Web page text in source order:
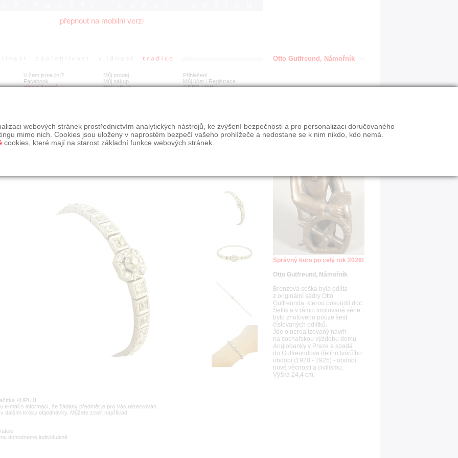
přepnout na mobilní verzi
V čem jsme jiní?
Facebook
Výkup šperků
Můj prodej
Můj nákup
Moje album
Přihlášení
Můj účet / Registrace
GDPR/AML
náramek - art deco
KUPUJI.
mail s informací, že žádaný předmět je pro Vás rezervován.
dalším kroku objednávky. Můžete zvolit například:
dohodneme individuálně
Otto Gutfreund, Námořník
Správný kurs po celý rok 2026!
Otto Gutfreund, Námořník
Bronzová soška byla odlita
z originální sádry Otto
Gutfreunda, kterou posoudil doc.
Šetlík a v rámci limitované série
bylo zhotoveno pouze šest
číslovaných odlitků.
Jde o nerealizovaný návrh
na sochařskou výzdobu domu
Anglobanky v Praze a spadá
do Gutfreundova třetího tvůrčího
období (1920 - 1925) - období
nové věcnosti a civilismu.
Výška 24,4 cm.
webových stránek prostřednictvím analytických nástrojů, ke zvýšení bezpečnosti a pro personalizaci doručovaného
mimo nich. Cookies jsou uloženy v naprostém bezpečí vašeho prohlížeče a nedostane se k nim nikdo, kdo nemá.
cookies, které mají na starost základní funkce webových stránek.